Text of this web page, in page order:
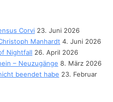
Corvi 23. Juni 2026
Manhardt 4. Juni 2026
Nightfall 26. April 2026
– Neuzugänge 8. März 2026
beendet habe 23. Februar